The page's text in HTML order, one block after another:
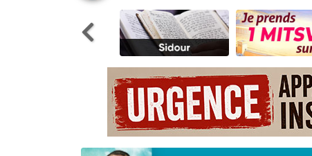
Il reste
Ariel vient
Nathaniel
6
2
10
Il reste